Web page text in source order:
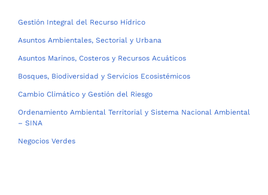
Gestión Integral del Recurso Hídrico
Asuntos Ambientales, Sectorial y Urbana
Asuntos Marinos, Costeros y Recursos Acuáticos
Bosques, Biodiversidad y Servicios Ecosistémicos
Cambio Climático y Gestión del Riesgo
Ordenamiento Ambiental Territorial y Sistema Nacional Ambiental
– SINA
Negocios Verdes